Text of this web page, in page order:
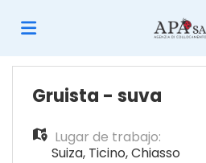
Home
Lista
Gruista - suva
Lugar de trabajo:
Suiza, Ticino,Chiasso